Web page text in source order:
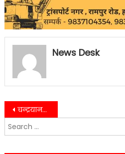
News Desk
Post
navigation
चन्द्रयान-3 की सकुशल लेंडिंग भाजपा कार्यकर्ताओं सहित स्थानीय लोगों ने किया खुशी का इजहार……..
Search
for: